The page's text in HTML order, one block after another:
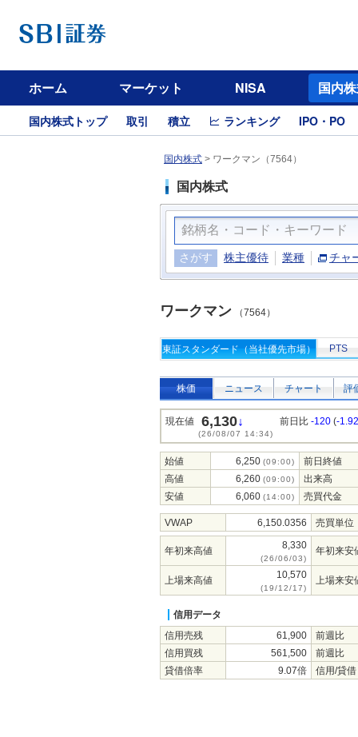
ホーム マーケット NISA 国内
国内株式トップ 取引 積立 ランキング IPO・PO
国内株式 > ワークマン（7564）
国内株式
さがす 株主優待 業種 チャ
ワークマン （7564）
東証スタンダード（当社優先市場） PTS
株価 ニュース チャート 評
現在値 6,130↓
(26/08/07 14:34)
前日比 -120 (-
始値 6,250 (09:00)
前日終値
高値
6,260 (09:00)
出来高
安値
6,060 (14:00) 売買代金
VWAP 6,150.0356 売買単位
年初来高値 8,330
(26/06/03)
年初来安
上場来高値 10,570
(19/12/17)
上場来安
信用データ
信用売残
61,900
前週比
信用買残
561,500
前週比
貸借倍率
9.07倍 信用/貸借